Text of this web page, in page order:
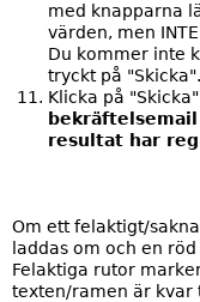
med knapparna
värden, men
Du kommer inte
tryckt på "Skicka".
Klicka på
resultat har
Om ett felaktigt/
laddas om och en
Felaktiga rutor
texten/ramen är kvar